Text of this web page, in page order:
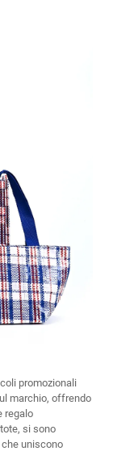
promozionali
marchio, offrendo
regalo
si sono
uniscono